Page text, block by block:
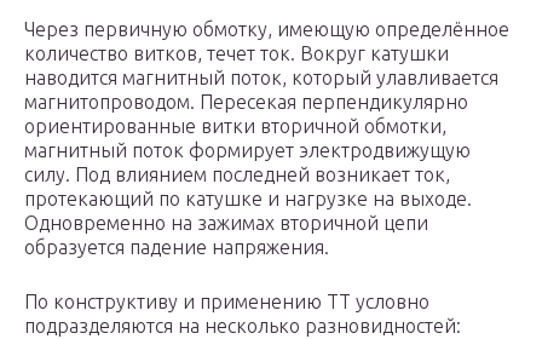
Через первичную обмотку, имеющую определённое
количество витков, течет ток. Вокруг катушки
наводится магнитный поток, который улавливается
магнитопроводом. Пересекая перпендикулярно
ориентированные витки вторичной обмотки,
магнитный поток формирует электродвижущую
силу. Под влиянием последней возникает ток,
протекающий по катушке и нагрузке на выходе.
Одновременно на зажимах вторичной цепи
образуется падение напряжения.
По конструктиву и применению ТТ условно
подразделяются на несколько разновидностей: